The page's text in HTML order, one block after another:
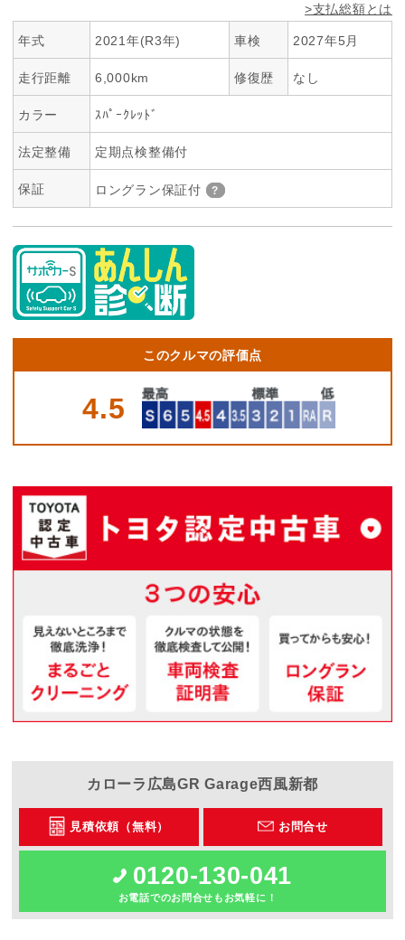
>支払総額とは
年式 2021年(R3年) 車検 2027年5月
走行距離 6,000km 修復歴 なし
カラー ｽﾊﾟｰｸﾚｯﾄﾞ
法定整備 定期点検整備付
保証 ロングラン保証付
このクルマの評価点
4.5
カローラ広島GR Garage西風新都
見積依頼（無料） お問合せ
0120-130-041
お電話でのお問合せもお気軽に！